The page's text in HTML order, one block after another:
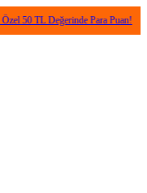
Değerinde Para Puan! •